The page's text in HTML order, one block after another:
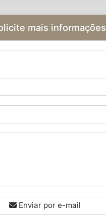
mais informações
Enviar por e-mail